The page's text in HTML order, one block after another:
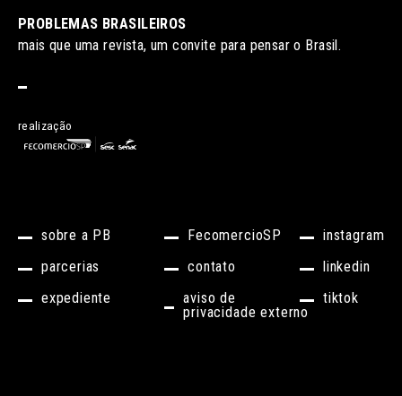
sobre a PB
parcerias
expediente
FecomercioSP
contato
aviso de
privacidade externo
instagram
linkedin
tiktok
PROBLEMAS BRASILEIROS
mais que uma revista, um convite para pensar o Brasil.
realização